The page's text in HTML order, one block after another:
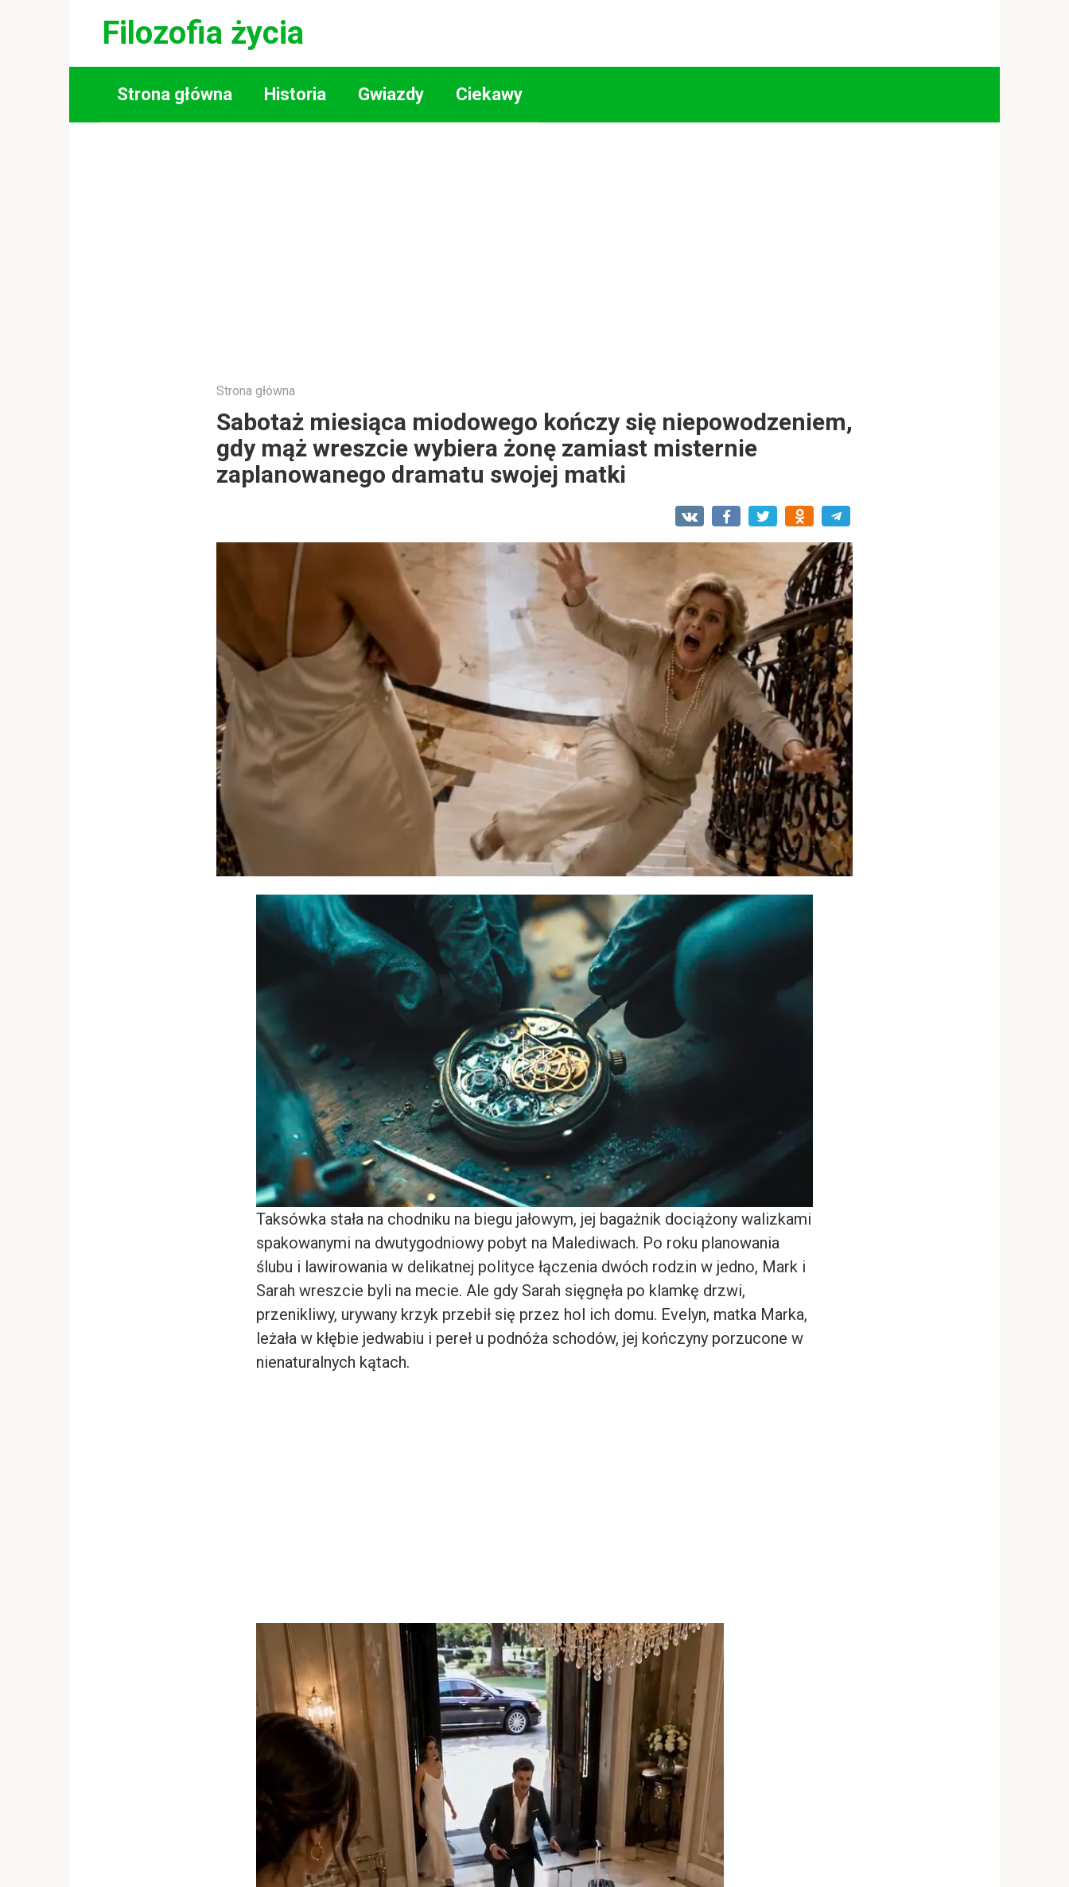
Filozofia życia
Strona główna Historia Gwiazdy Ciekawy
Strona główna
Sabotaż miesiąca miodowego kończy się niepowodzeniem,
gdy mąż wreszcie wybiera żonę zamiast misternie
zaplanowanego dramatu swojej matki
Taksówka stała na chodniku na biegu jałowym, jej bagażnik dociążony walizkami
spakowanymi na dwutygodniowy pobyt na Malediwach. Po roku planowania
ślubu i lawirowania w delikatnej polityce łączenia dwóch rodzin w jedno, Mark i
Sarah wreszcie byli na mecie. Ale gdy Sarah sięgnęła po klamkę drzwi,
przenikliwy, urywany krzyk przebił się przez hol ich domu. Evelyn, matka Marka,
leżała w kłębie jedwabiu i pereł u podnóża schodów, jej kończyny porzucone w
nienaturalnych kątach.